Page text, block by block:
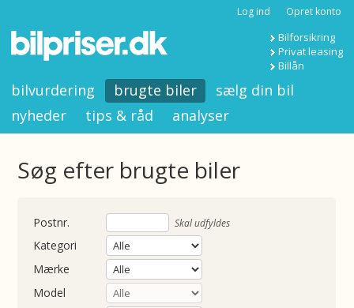
Log ind Opret konto
Bilforsikring
Privat leasing
Billån
bilvurdering brugte biler
sælg din bil
nyheder
tips & råd analyser
Søg efter brugte biler
Skal udfyldes
Kategori
Mærke
Model